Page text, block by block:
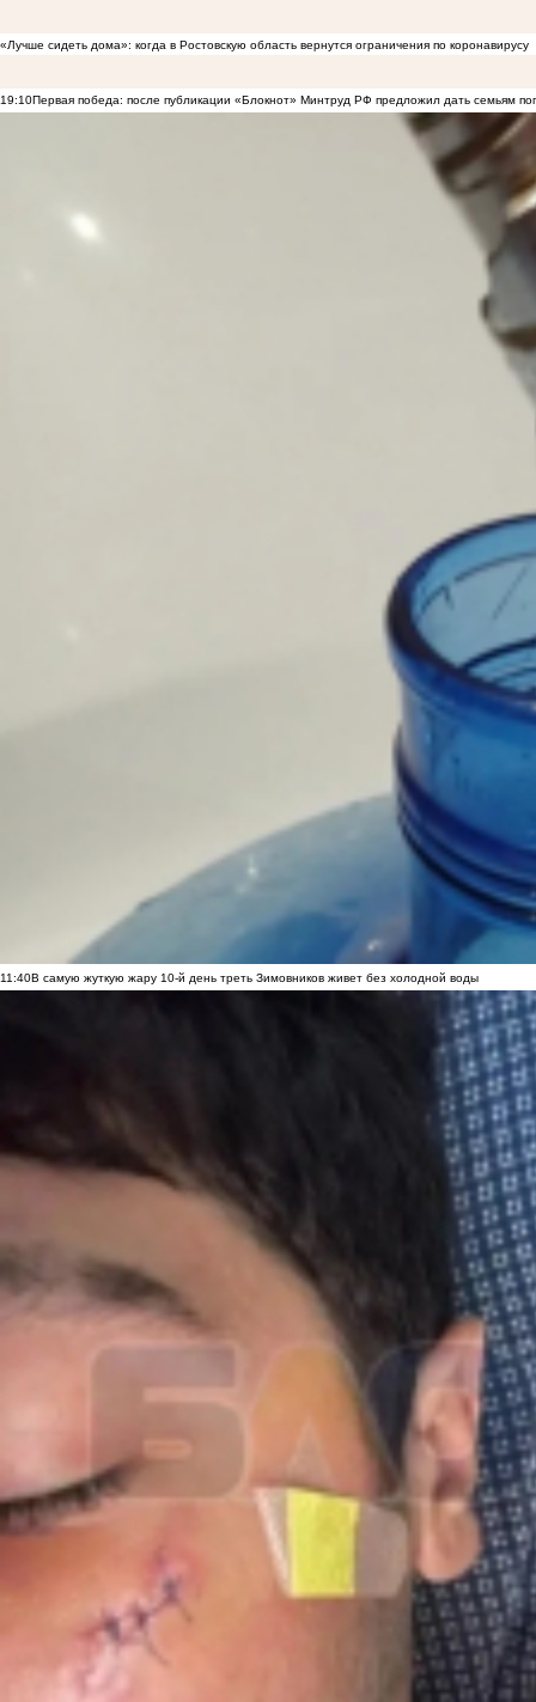
«Лучше сидеть дома»: когда в Ростовскую область вернутся ограничения по коронавирусу
19:10Первая победа: после публикации «Блокнот» Минтруд РФ предложил дать семьям
11:40В самую жуткую жару 10-й день треть Зимовников живет без холодной воды